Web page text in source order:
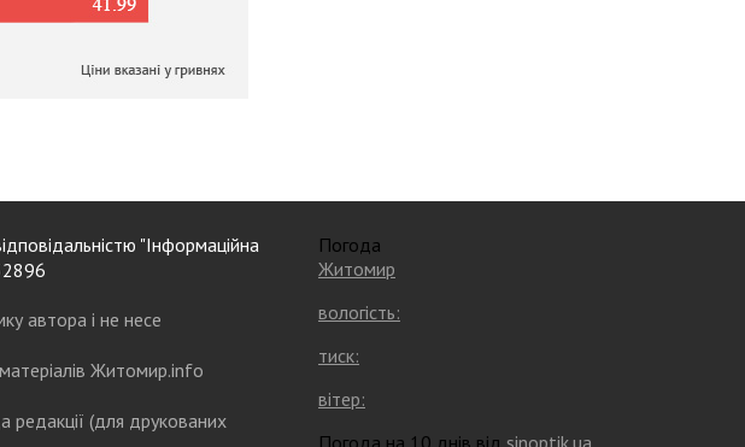
"Інформаційна
автора і не несе
Житомир.info
редакції (для друкованих
Погода
Житомир
вологість:
тиск:
вітер:
Погода на 10 днів від sinoptik.ua